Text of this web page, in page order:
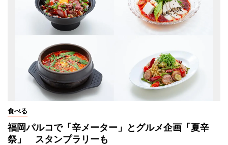
食べる
福岡パルコで「辛メーター」とグルメ企画「夏辛
祭」 スタンプラリーも